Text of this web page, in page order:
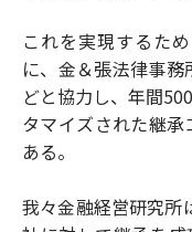
これを実現するた
に、金＆張法律事
どと協力し、年間
タマイズされた継
ある。
我々金融経営研究所